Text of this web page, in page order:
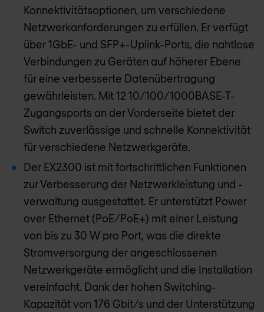
Konnektivitätsoptionen, um verschiedene
Netzwerkanforderungen zu erfüllen. Er verfügt
über 1GbE- und SFP+-Uplink-Ports, die nahtlose
Verbindungen zu Geräten auf höherer Ebene
für eine verbesserte Datenübertragung
gewährleisten. Mit 12 10/100/1000BASE-T-
Zugangsports an der Vorderseite bietet der
Switch zuverlässige und schnelle Konnektivität
für verschiedene Netzwerkgeräte.
Der EX2300 ist mit fortschrittlichen Funktionen
zur Verbesserung der Netzwerkleistung und -
verwaltung ausgestattet. Er unterstützt Power
over Ethernet (PoE/PoE+) mit einer Leistung
von bis zu 30 W pro Port, was die direkte
Stromversorgung der angeschlossenen
Netzwerkgeräte ermöglicht und die Installation
vereinfacht. Dank der hohen Switching-
Kapazität von 176 Gbit/s und der Unterstützung